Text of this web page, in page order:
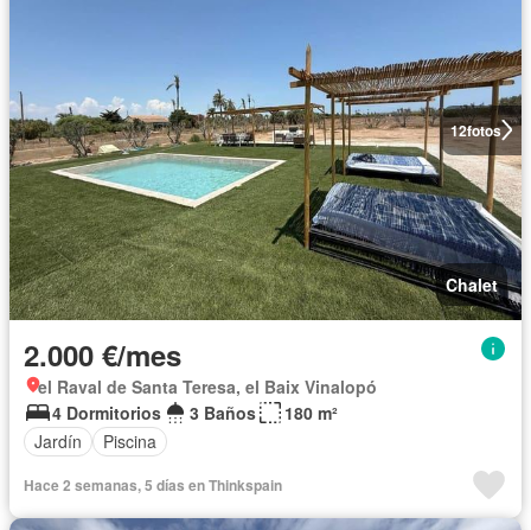
12fotos
Chalet
2.000 €/mes
el Raval de Santa Teresa, el Baix Vinalopó
4 Dormitorios
3 Baños
180 m²
Jardín
Piscina
Hace 2 semanas, 5 días en Thinkspain